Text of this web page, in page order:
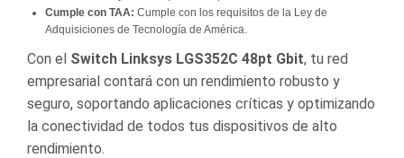
Cumple con TAA: Cumple con los requisitos de la Ley de
Adquisiciones de Tecnología de América.
Con el Switch Linksys LGS352C 48pt Gbit, tu red
empresarial contará con un rendimiento robusto y
seguro, soportando aplicaciones críticas y optimizando
la conectividad de todos tus dispositivos de alto
rendimiento.